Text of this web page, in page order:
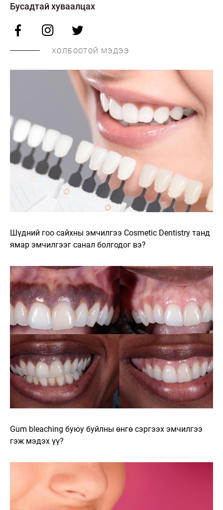
Бусадтай хуваалцах
ХОЛБООТОЙ МЭДЭЭ
Шүдний гоо сайхны эмчилгээ Cosmetic Dentistry танд
ямар эмчилгээг санал болгодог вэ?
Gum bleaching буюу буйлны өнгө сэргээх эмчилгээ
гэж мэдэх үү?